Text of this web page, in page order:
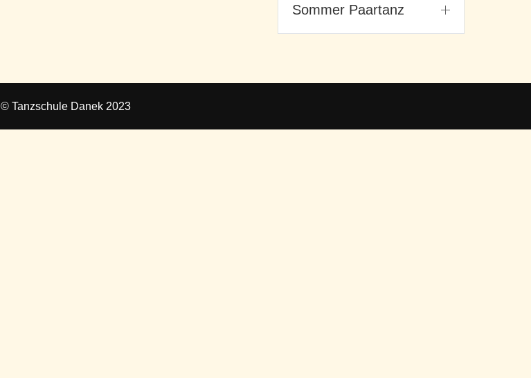
Sommer Paartanz
© Tanzschule Danek 2023